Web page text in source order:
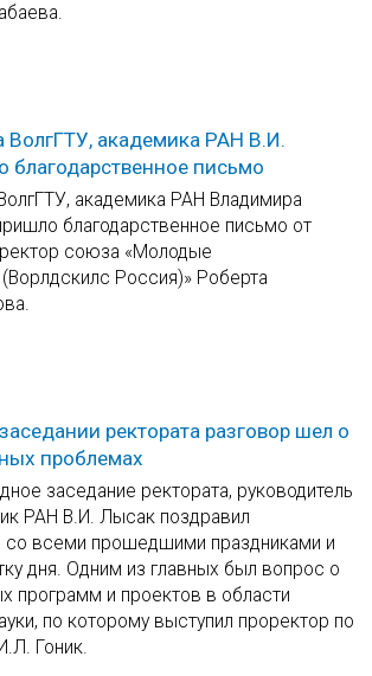
ВолгГТУ, академика РАН В.И.
письмо
академика РАН Владимира
благодарственное письмо от
союза «Молодые
Россия)» Роберта
ректората разговор шел о
проблемах
заседание ректората, руководитель
РАН В.И. Лысак поздравил
со всеми прошедшими праздниками и
дня. Одним из главных был вопрос о
программ и проектов в области
по которому выступил проректор по
Гоник.